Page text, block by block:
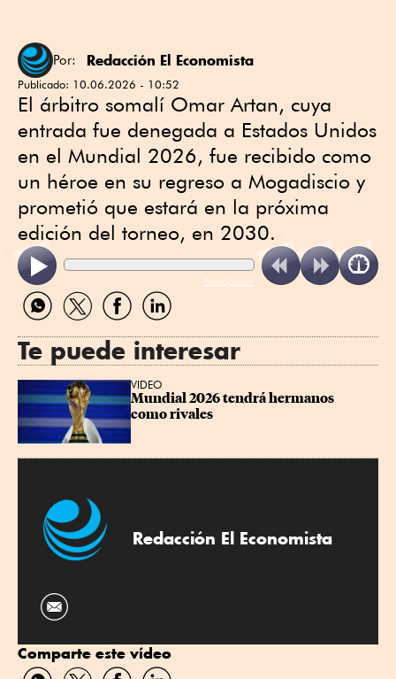
Por: Redacción El Economista
Publicado: 10.06.2026 - 10:52
El árbitro somalí Omar Artan, cuya
entrada fue denegada a Estados Unidos
en el Mundial 2026, fue recibido como
un héroe en su regreso a Mogadiscio y
prometió que estará en la próxima
edición del torneo, en 2030.
ReadSpeaker
Compartir
por
Compartir
por
Compartir
por
Compartir
por
Te puede interesar
VIDEO
Mundial 2026 tendrá hermanos
como rivales
Redacción El Economista
Comparte este vídeo